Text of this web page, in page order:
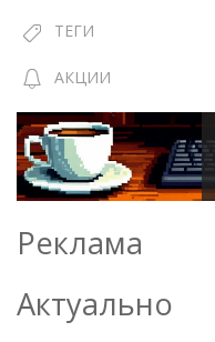
ТЕГИ
АКЦИИ
Реклама
Актуально